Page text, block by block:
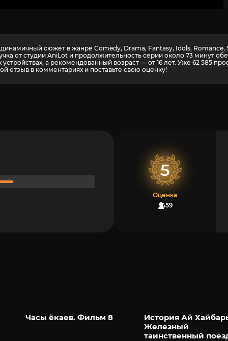
сюжет в жанре Comedy, Drama, Fantasy, Idols,
от студии AniLot и продолжительность серии около 73 минут
а рекомендованный возраст — от 16 лет. Уже 62 585
отзыв в комментариях и поставьте свою оценку!
5
Оценка
459
Часы ёкаев. Фильм 8
История Ай
Железный
таинственный